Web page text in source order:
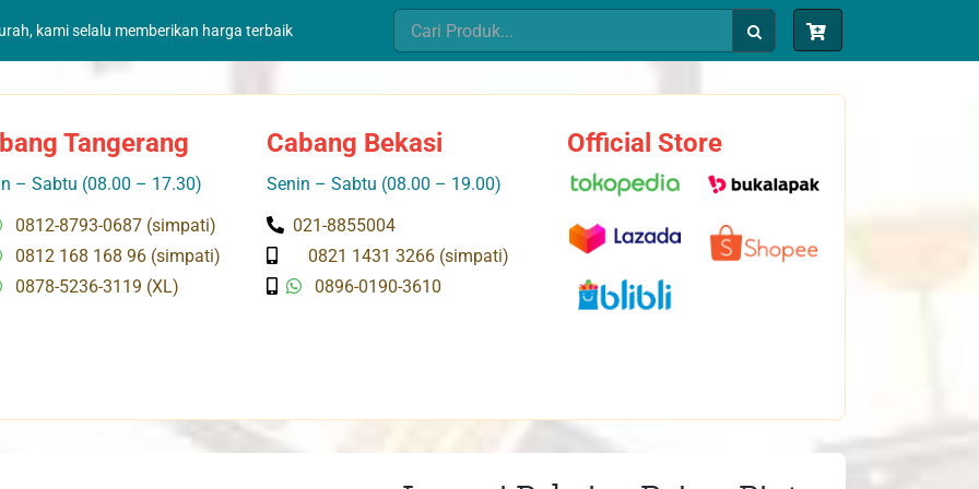
kami selalu memberikan harga terbaik
Search
for:
Tangerang
– Sabtu (08.00 – 17.30)
0812-8793-0687 (simpati)
0812 168 168 96 (simpati)
0878-5236-3119 (XL)
Cabang Bekasi
Senin – Sabtu (08.00 – 19.00)
021-8855004
0821 1431 3266 (simpati)
0896-0190-3610
Official Store